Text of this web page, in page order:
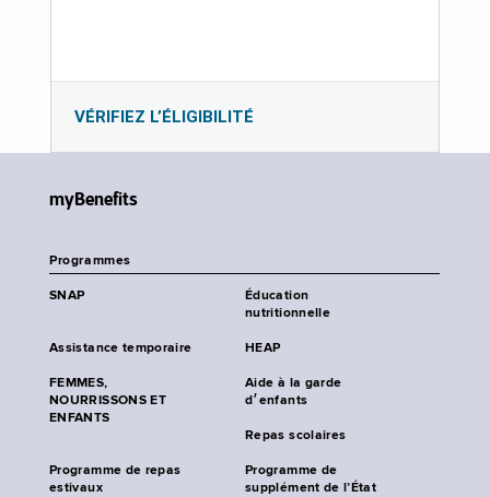
VÉRIFIEZ L’ÉLIGIBILITÉ
myBenefits
Programmes
SNAP
Éducation
nutritionnelle
Assistance temporaire HEAP
FEMMES,
NOURRISSONS ET
ENFANTS
Aide à la garde
d׳enfants
Repas scolaires
Programme de repas
estivaux
Programme de
supplément de l’État